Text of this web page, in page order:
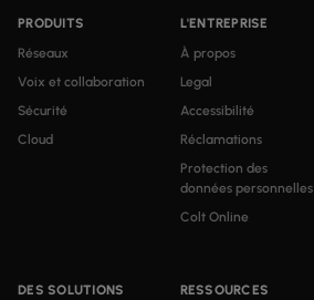
PRODUITS
Réseaux
Voix et collaboration
Sécurité
Cloud
DES SOLUTIONS
RESSOURCES
L'ENTREPRISE
À propos
Legal
Accessibilité
Réclamations
Protection des
données personnelles
Colt Online